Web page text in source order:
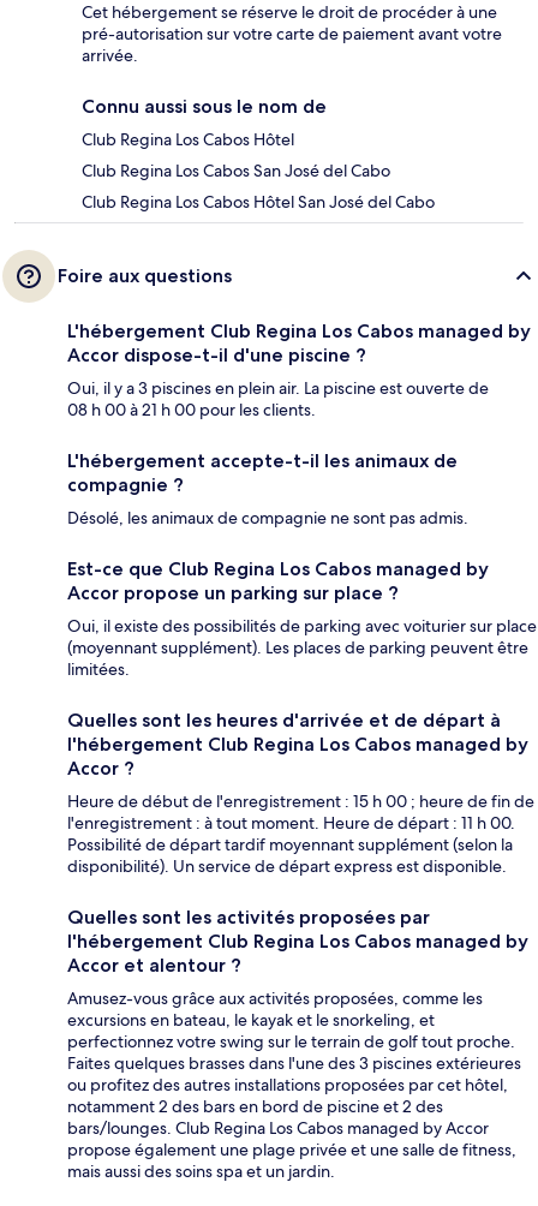
Cet hébergement se réserve le droit de procéder à une
pré-autorisation sur votre carte de paiement avant votre
arrivée.
Connu aussi sous le nom de
Club Regina Los Cabos Hôtel
Club Regina Los Cabos San José del Cabo
Club Regina Los Cabos Hôtel San José del Cabo
Foire aux questions
L'hébergement Club Regina Los Cabos managed by
Accor dispose-t-il d'une piscine ?
Oui, il y a 3 piscines en plein air. La piscine est ouverte de
08 h 00 à 21 h 00 pour les clients.
L'hébergement accepte-t-il les animaux de
compagnie ?
Désolé, les animaux de compagnie ne sont pas admis.
Est-ce que Club Regina Los Cabos managed by
Accor propose un parking sur place ?
Oui, il existe des possibilités de parking avec voiturier sur place
(moyennant supplément). Les places de parking peuvent être
limitées.
Quelles sont les heures d'arrivée et de départ à
l'hébergement Club Regina Los Cabos managed by
Accor ?
Heure de début de l'enregistrement : 15 h 00 ; heure de fin de
l'enregistrement : à tout moment. Heure de départ : 11 h 00.
Possibilité de départ tardif moyennant supplément (selon la
disponibilité). Un service de départ express est disponible.
Quelles sont les activités proposées par
l'hébergement Club Regina Los Cabos managed by
Accor et alentour ?
Amusez-vous grâce aux activités proposées, comme les
excursions en bateau, le kayak et le snorkeling, et
perfectionnez votre swing sur le terrain de golf tout proche.
Faites quelques brasses dans l'une des 3 piscines extérieures
ou profitez des autres installations proposées par cet hôtel,
notamment 2 des bars en bord de piscine et 2 des
bars/lounges. Club Regina Los Cabos managed by Accor
propose également une plage privée et une salle de fitness,
mais aussi des soins spa et un jardin.